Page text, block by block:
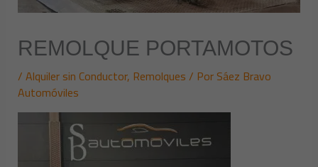
REMOLQUE PORTAMOTOS
/Alquiler sin Conductor, Remolques/ PorSáez Bravo
Automóviles